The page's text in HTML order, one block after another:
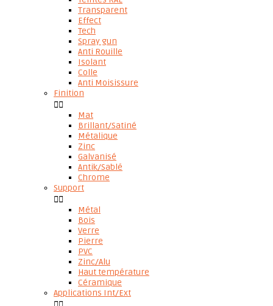
Transparent
Effect
Tech
Spray gun
Anti Rouille
Isolant
Colle
Anti Moisissure
Finition

Mat
Brillant/Satiné
Métalique
Zinc
Galvanisé
Antik/Sablé
Chrome
Support

Métal
Bois
Verre
Pierre
PVC
Zinc/Alu
Haut température
Céramique
Applications Int/Ext